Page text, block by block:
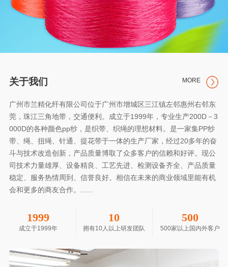
关于我们 MORE
广州市兰精化纤有限公司位于广州市增城区三江镇左邻惠州右邻东
莞，珠江三角地带，交通便利。成立于1999年，专业生产200D－3
000D的各种颜色pp纱，是织带、织绳的理想材料。是一家集PP纱
带、绳、扭绳、针通、提花带于一体的生产厂家，经过20多年的奋
斗与技术改造创新，产品质量博取了众多客户的信赖和好评。现公
司技术力量雄厚、设备精良、工艺先进、检测设备齐全、产品质量
稳定、服务热情周到、信誉良好。相信在未来的商业领域里能有机
会和更多的商友合作。......
1999
成立于1999年
10
拥有10人以上研发团队
500
500家以上国内外客户